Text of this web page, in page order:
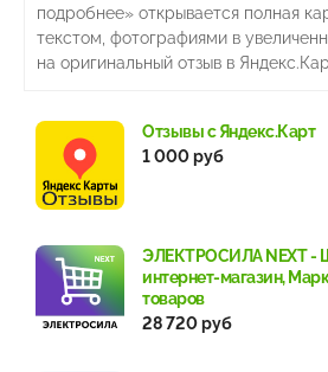
подробнее» открывается полная
текстом, фотографиями в
на оригинальный отзыв в
Отзывы с Яндекс.Карт
1 000 руб
ЭЛЕКТРОСИЛА NEXT -
интернет-магазин,
товаров
28 720 руб